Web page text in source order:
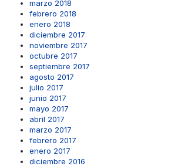
marzo 2018
febrero 2018
enero 2018
diciembre 2017
noviembre 2017
octubre 2017
septiembre 2017
agosto 2017
julio 2017
junio 2017
mayo 2017
abril 2017
marzo 2017
febrero 2017
enero 2017
diciembre 2016